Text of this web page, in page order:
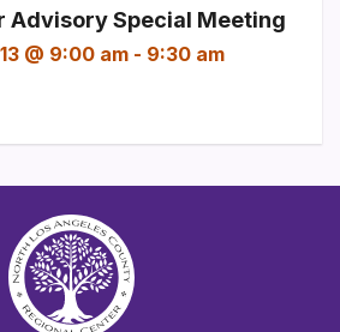
Advisory Special Meeting
@ 9:00 am - 9:30 am